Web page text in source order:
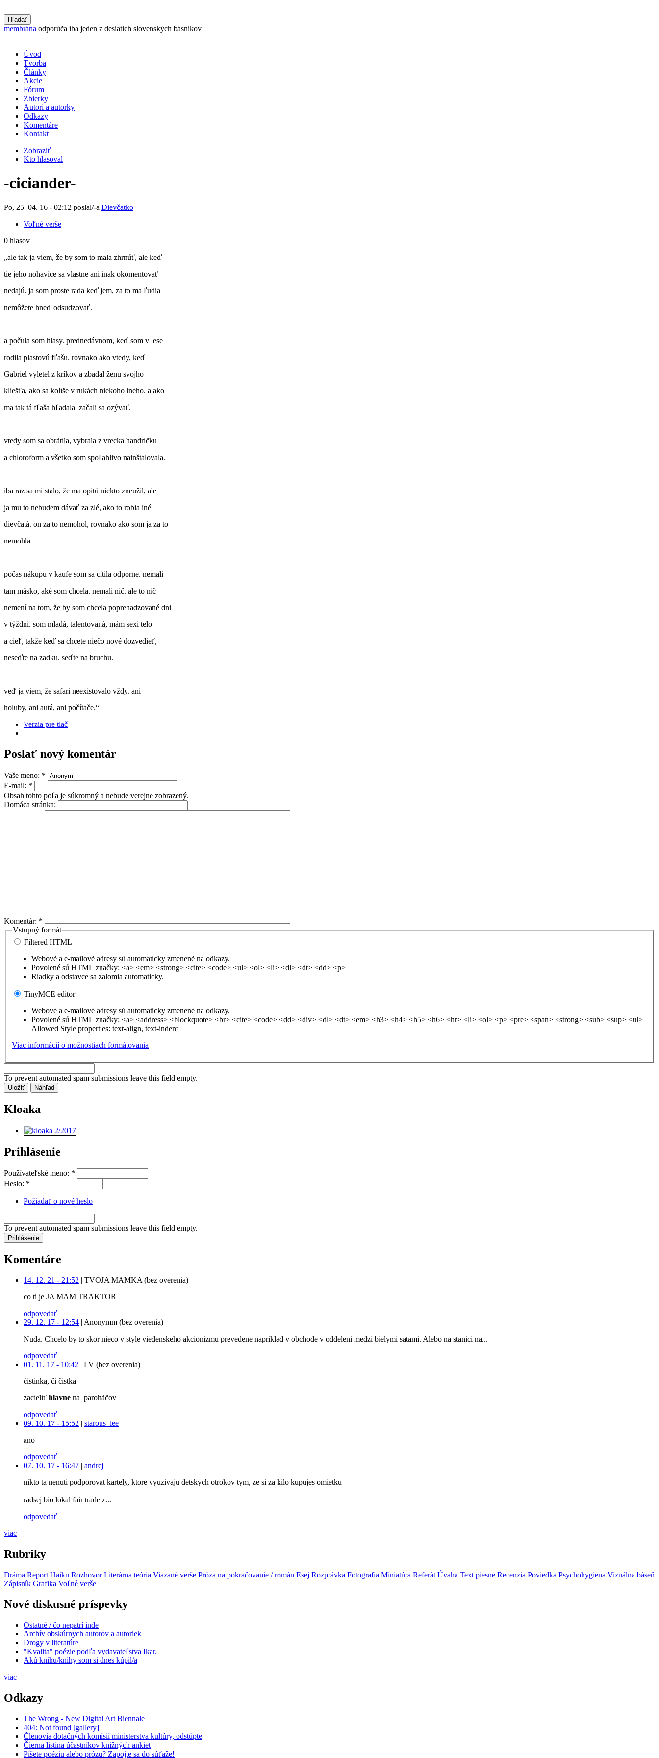
membrána odporúča iba jeden z desiatich slovenských básnikov
Úvod
Tvorba
Články
Akcie
Fórum
Zbierky
Autori a autorky
Odkazy
Komentáre
Kontakt
Zobraziť
Kto hlasoval
-ciciander-
Po, 25. 04. 16 - 02:12 poslal/-a Dievčatko
Voľné verše
0 hlasov
„ale tak ja viem, že by som to mala zhrnúť, ale keď
tie jeho nohavice sa vlastne ani inak okomentovať
nedajú. ja som proste rada keď jem, za to ma ľudia
nemôžete hneď odsudzovať.
a počula som hlasy. prednedávnom, keď som v lese
rodila plastovú fľašu. rovnako ako vtedy, keď
Gabriel vyletel z kríkov a zbadal ženu svojho
kliešťa, ako sa kolíše v rukách niekoho iného. a ako
ma tak tá fľaša hľadala, začali sa ozývať.
vtedy som sa obrátila, vybrala z vrecka handričku
a chloroform a všetko som spoľahlivo nainštalovala.
iba raz sa mi stalo, že ma opitú niekto zneužil, ale
ja mu to nebudem dávať za zlé, ako to robia iné
dievčatá. on za to nemohol, rovnako ako som ja za to
nemohla.
počas nákupu v kaufe som sa cítila odporne. nemali
tam mäsko, aké som chcela. nemali nič. ale to nič
nemení na tom, že by som chcela poprehadzované dni
v týždni. som mladá, talentovaná, mám sexi telo
a cieľ, takže keď sa chcete niečo nové dozvedieť,
neseďte na zadku. seďte na bruchu.
veď ja viem, že safari neexistovalo vždy. ani
holuby, ani autá, ani počítače.“
Verzia pre tlač
Poslať nový komentár
Vaše meno: *
E-mail: *
Obsah tohto poľa je súkromný a nebude verejne zobrazený.
Domáca stránka:
Komentár: *
Vstupný formát
Filtered HTML
Webové a e-mailové adresy sú automaticky zmenené na odkazy.
Povolené sú HTML značky: <a> <em> <strong> <cite> <code> <ul> <ol> <li> <dl> <dt> <dd> <p>
Riadky a odstavce sa zalomia automaticky.
TinyMCE editor
Webové a e-mailové adresy sú automaticky zmenené na odkazy.
Povolené sú HTML značky: <a> <address> <blockquote> <br> <cite> <code> <dd> <div> <dl> <dt> <em> <h3> <h4> <h5> <h6> <hr> <li> <ol> <p> <pre> <span> <strong> <sub> <sup> <ul>
Allowed Style properties: text-align, text-indent
Viac informácií o možnostiach formátovania
To prevent automated spam submissions leave this field empty.
Kloaka
Prihlásenie
Používateľské meno: *
Heslo: *
Požiadať o nové heslo
To prevent automated spam submissions leave this field empty.
Komentáre
14. 12. 21 - 21:52 | TVOJA MAMKA (bez overenia)
co ti je JA MAM TRAKTOR
odpovedať
29. 12. 17 - 12:54 | Anonymm (bez overenia)
Nuda. Chcelo by to skor nieco v style viedenskeho akcionizmu prevedene napriklad v obchode v oddeleni medzi bielymi satami. Alebo na stanici na...
odpovedať
01. 11. 17 - 10:42 | LV (bez overenia)
čistinka, či čistka
zacieliť hlavne na paroháčov
odpovedať
09. 10. 17 - 15:52 | starous_lee
ano
odpovedať
07. 10. 17 - 16:47 | andrej
nikto ta nenuti podporovat kartely, ktore vyuzivaju detskych otrokov tym, ze si za kilo kupujes omietku
radsej bio lokal fair trade z...
odpovedať
viac
Rubriky
Dráma Report Haiku Rozhovor Literárna teória Viazané verše Próza na pokračovanie / román Esej Rozprávka Fotografia Miniatúra Referát Úvaha Text piesne Recenzia Poviedka Psychohygiena Vizuálna báseň
Zápisník Grafika Voľné verše
Nové diskusné príspevky
Ostatné / čo nepatrí inde
Archív obskúrnych autorov a autoriek
Drogy v literatúre
"Kvalita" poézie podľa vydavateľstva Ikar.
Akú knihu/knihy som si dnes kúpil/a
viac
Odkazy
The Wrong - New Digital Art Biennale
404: Not found [gallery]
Členovia dotačných komisií ministerstva kultúry, odstúpte
Čierna listina účastníkov knižných ankiet
Píšete poéziu alebo prózu? Zapojte sa do súťaže!